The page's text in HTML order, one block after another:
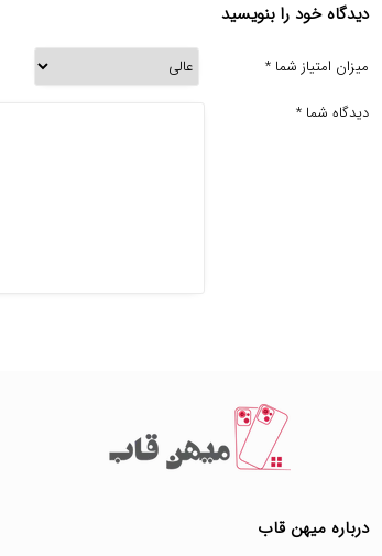
دیدگاه خود را بنویسید
میزان امتیاز شما *
دیدگاه شما *
درباره میهن قاب